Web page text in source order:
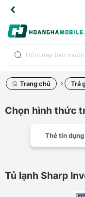
Trang chủ Trả
Chọn hình thức
Thẻ tín dụng
Tủ lạnh Sharp